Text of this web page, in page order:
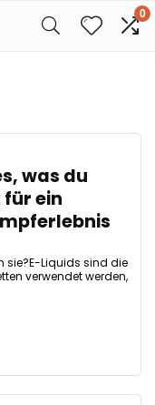
0
was du
ein
sie?E-Liquids sind die
verwendet werden,